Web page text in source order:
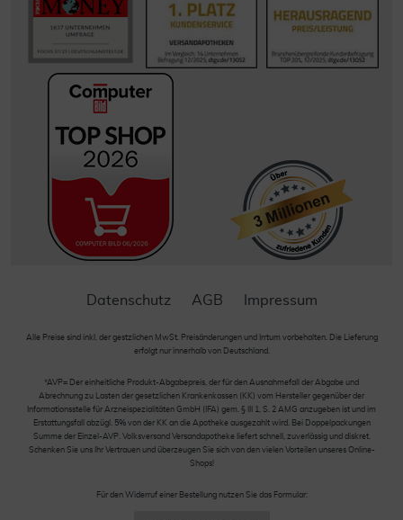
Datenschutz AGB Impressum
Alle Preise sind inkl. der gestzlichen MwSt. Preisänderungen und Irrtum vorbehalten. Die Lieferung
erfolgt nur innerhalb von Deutschland.
*AVP= Der einheitliche Produkt-Abgabepreis, der für den Ausnahmefall der Abgabe und
Abrechnung zu Lasten der gesetzlichen Krankenkassen (KK) vom Hersteller gegenüber der
Informationsstelle für Arzneispezialitäten GmbH (IFA) gem. § III 1, S. 2 AMG anzugeben ist und im
Erstattungsfall abzügl. 5% von der KK an die Apotheke ausgezahlt wird. Bei Doppelpackungen
Summe der Einzel-AVP. Volksversand Versandapotheke liefert schnell, zuverlässig und diskret.
Schenken Sie uns Ihr Vertrauen und überzeugen Sie sich von den vielen Vorteilen unseres Online-
Shops!
Für den Widerruf einer Bestellung nutzen Sie das Formular: